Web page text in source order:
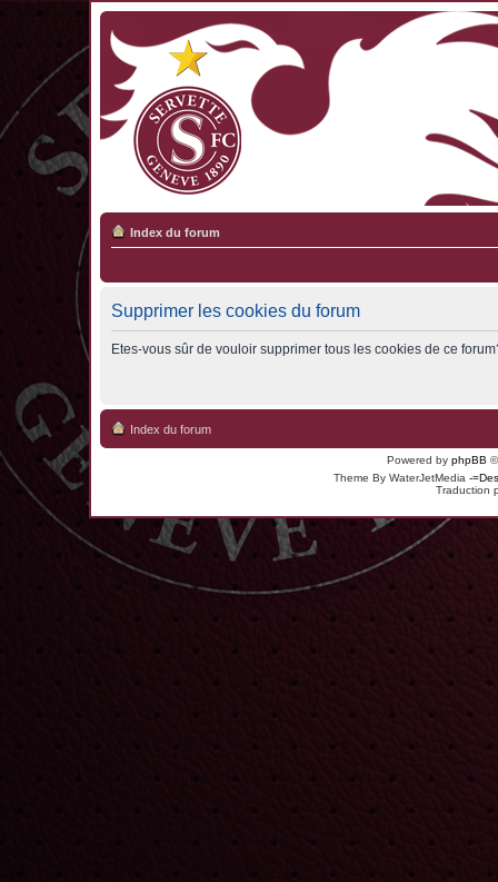
Index du forum
Supprimer les cookies du forum
Etes-vous sûr de vouloir supprimer tous les cookies de ce
Index du forum
Powered by phpBB
Theme By WaterJetMedia -
Traduction